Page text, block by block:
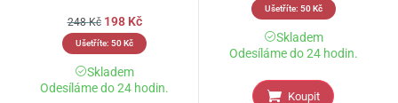
248Kč 198 Kč
Ušetříte: 50Kč
Skladem
Odesíláme do 24 hodin.
Ušetříte: 50Kč
Skladem
Odesíláme do 24 hodin.
Koupit